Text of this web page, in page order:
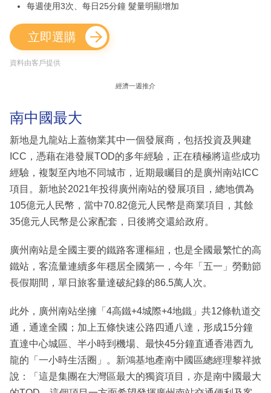
每週使用3次、每日25分鐘 髮量明顯增加
立即選購
資料由客戶提供
經濟一週推介
南中國最大
新地是九龍站上蓋物業其中一個發展商，包括投資及興建
ICC，憑藉在港發展TOD的多年經驗，正在積極將這些成功
經驗，複製至內地不同城市，近期最矚目的是廣州南站ICC
項目。新地於2021年投得廣州南站的發展項目，總地價為
105億元人民幣，當中70.82億元人民幣是商業項目，其餘
35億元人民幣是公家配套，日後將交還給政府。
廣州南站是全國主要的鐵路客運樞紐，也是全國最繁忙的高
鐵站，客流量連續多年穩居全國第一，今年「五一」勞動節
長假期間，單日旅客量達破紀錄的86.5萬人次。
此外，廣州南站坐擁「4高鐵+4城際+4地鐵」共12條軌道交
通，通達全國；加上五條快速公路四通八達，形成15分鐘
直達中心城區、半小時到機場、最快45分鐘直通香港西九
龍的「一小時生活圈」。新鴻基地產南中國區總經理黎祥掀
說：「這是集團在大灣區最大的獨資項目，亦是南中國最大